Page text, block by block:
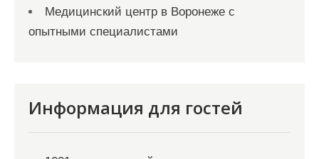
Медицинский центр в Воронеже с
опытными специалистами
Информация для гостей